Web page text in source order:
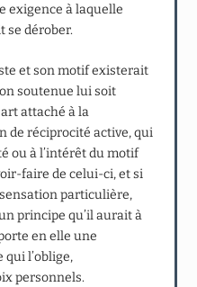
exigence à laquelle
se dérober.
et son motif existerait
soutenue lui soit
art attaché à la
de réciprocité active, qui
ou à l’intérêt du motif
faire de celui-ci, et si
particulière,
principe qu’il aurait à
en elle une
l’oblige,
personnels.